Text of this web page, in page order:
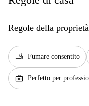
Regole della proprietà
smoking_rooms Fumare consentito
business_center Perfetto per